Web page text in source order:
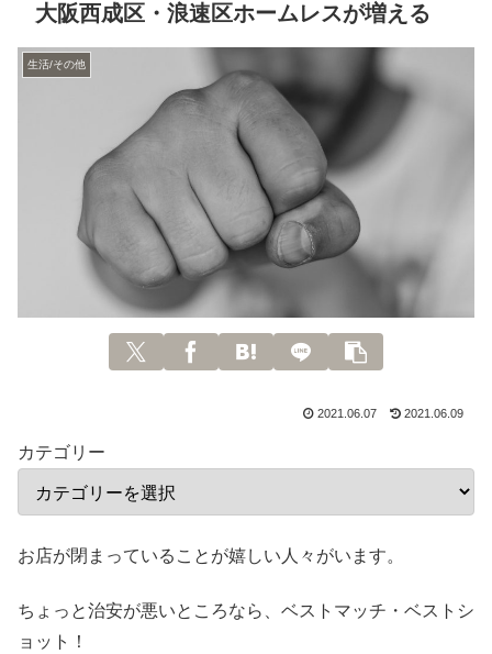
大阪西成区・浪速区ホームレスが増える
生活/その他
2021.06.07 2021.06.09
カテゴリー
お店が閉まっていることが嬉しい人々がいます。
ちょっと治安が悪いところなら、ベストマッチ・ベストシ
ョット！